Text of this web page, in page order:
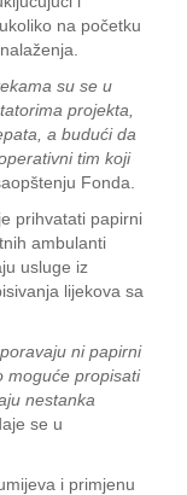
na početku
su se u
projekta,
a budući da
tim koji
Fonda.
prihvatati papirni
ambulanti
usluge iz
lijekova sa
ni papirni
moguće propisati
nestanka
se u
i primjenu